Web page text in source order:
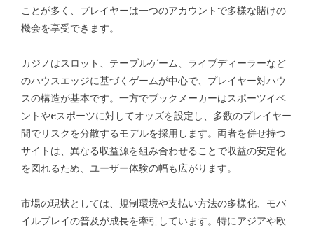
ことが多く、プレイヤーは一つのアカウントで多様な賭けの
機会を享受できます。
カジノはスロット、テーブルゲーム、ライブディーラーなど
のハウスエッジに基づくゲームが中心で、プレイヤー対ハウ
スの構造が基本です。一方でブックメーカーはスポーツイベ
ントやeスポーツに対してオッズを設定し、多数のプレイヤー
間でリスクを分散するモデルを採用します。両者を併せ持つ
サイトは、異なる収益源を組み合わせることで収益の安定化
を図れるため、ユーザー体験の幅も広がります。
市場の現状としては、規制環境や支払い方法の多様化、モバ
イルプレイの普及が成長を牽引しています。特にアジアや欧